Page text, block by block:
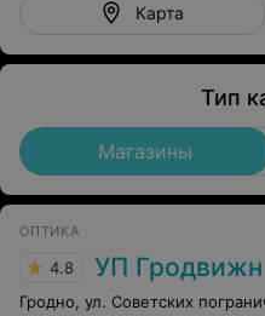
Карта
Тип
Магазины
ОПТИКА
4.8 УП Гродвижн
Гродно, ул. Советских